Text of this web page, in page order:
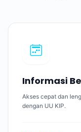
Informasi
Akses cepat dan
dengan UU KIP.